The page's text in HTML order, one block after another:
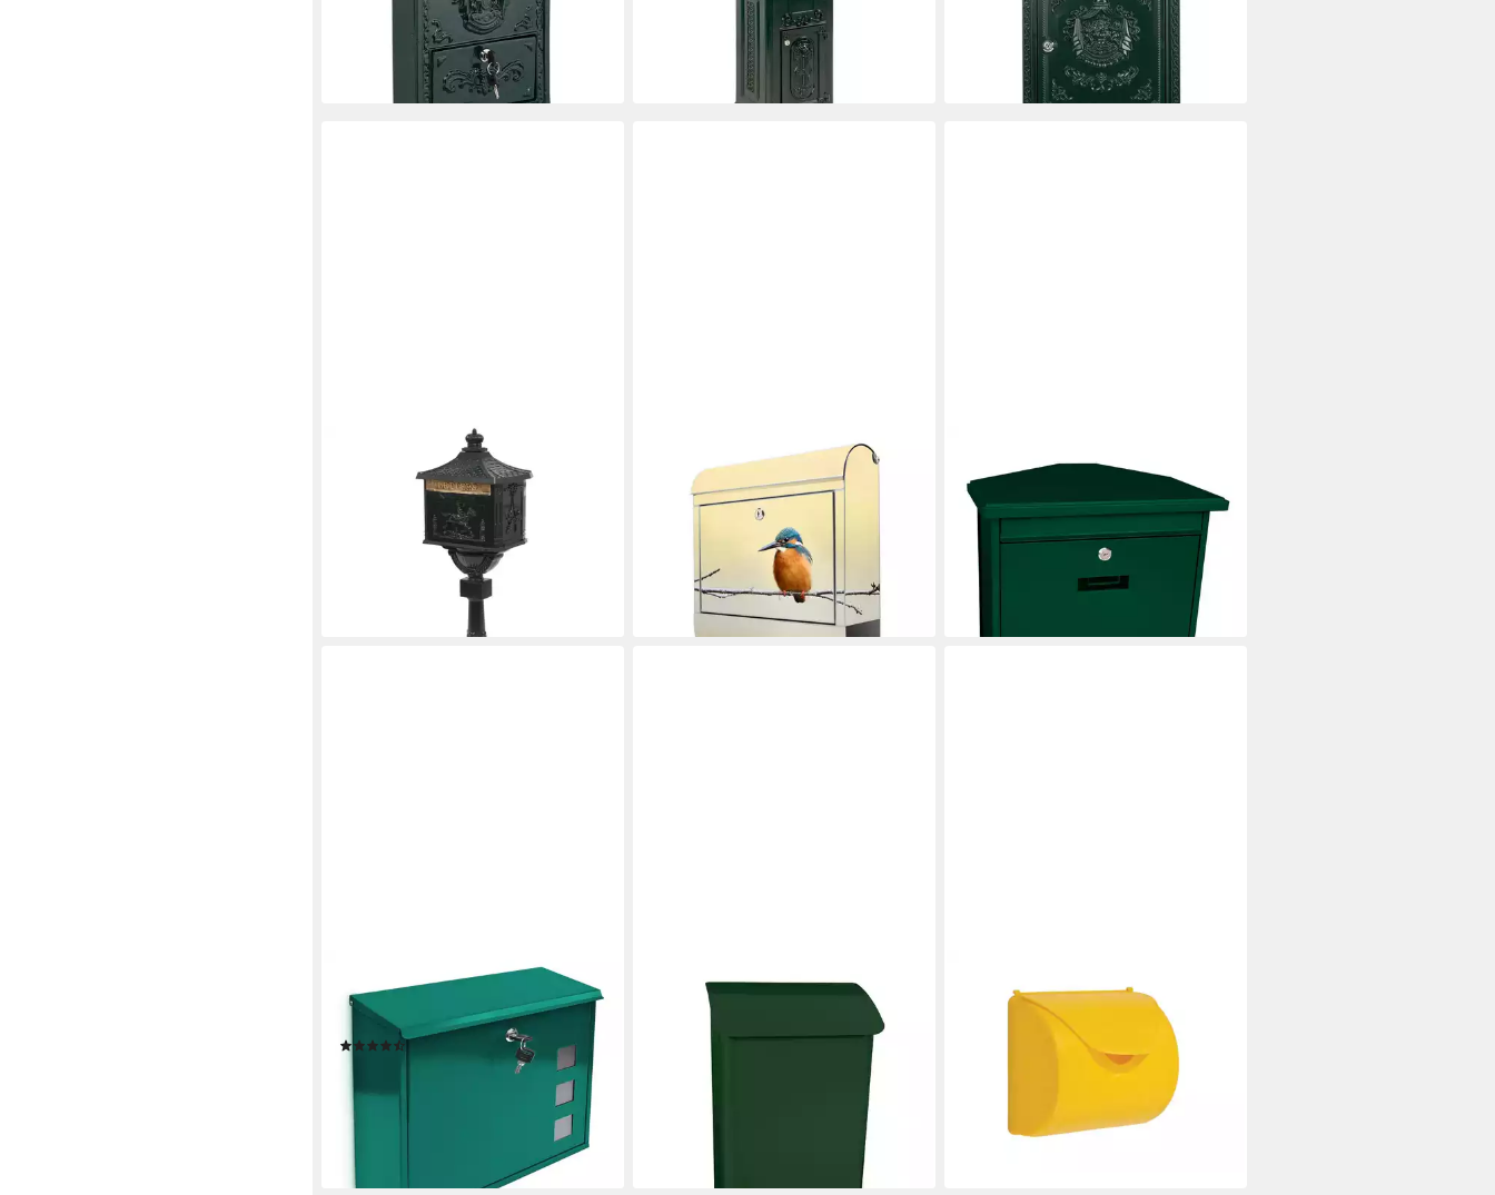
lieferbar - in 2-3 Werktagen bei dir
lieferbar - in 6-7 Werktagen bei dir
lieferbar - in 2-3 Werktagen bei dir
Briefkasten Sockel-Briefkasten
Aluminium Vintage Style Rostfrei
ab 270,99 €
lieferbar - in 4-5 Werktagen bei dir
Wandbriefkasten Edelstahl mit Motiv
Pause (Wandbriefkasten groß, mit
Zeitungsfach), 38 x 42,5 x12 cm
119,99 €
lieferbar - in 2-3 Werktagen bei dir
Wandbriefkasten Wandbriefkasten
Zamoran mit Namensschild, Anthrazit
56,90 € UVP
-20%
lieferbar - in 6-7 Werktagen bei dir
Briefkasten Metall 3 Fenster
Farbauswahl, grün
-50%
lieferbar - in 2-3 Werktagen bei dir
Wandbriefkasten Wandbriefkasten
Namensschild, Anthrazit
lieferbar - in 6-7 Werktagen bei dir
Briefkasten Briefkasten gelb
33,59 €
lieferbar - in 4-5 Werktagen bei dir